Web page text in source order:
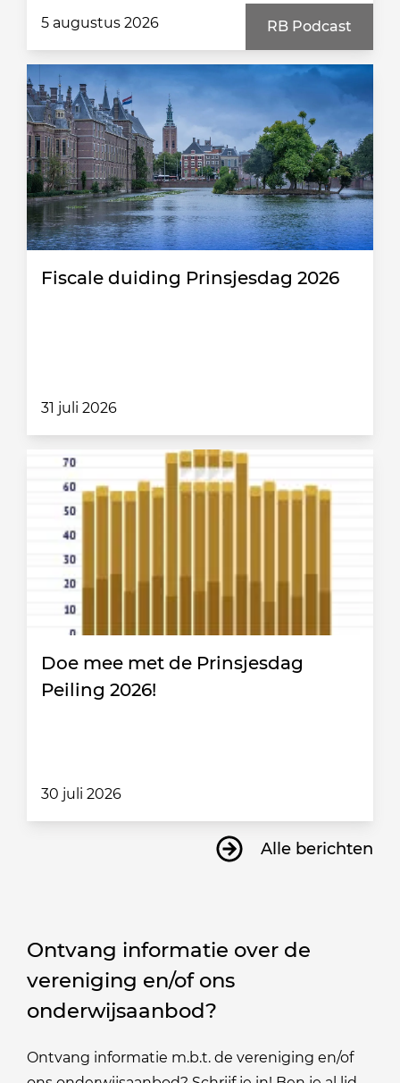
5 augustus 2026 RB Podcast
Fiscale duiding Prinsjesdag 2026
31 juli 2026
Doe mee met de Prinsjesdag
Peiling 2026!
30 juli 2026
Alle berichten
Ontvang informatie over de
vereniging en/of ons
onderwijsaanbod?
Ontvang informatie m.b.t. de vereniging en/of